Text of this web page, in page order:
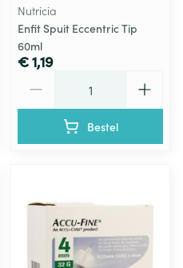
Nutricia
Enfit Spuit Eccentric Tip
60ml
€ 1,19
Bestel